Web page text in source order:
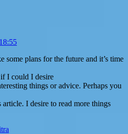
some plans for the future and it’s time
if I could I desire
things or advice. Perhaps you
I desire to read more things